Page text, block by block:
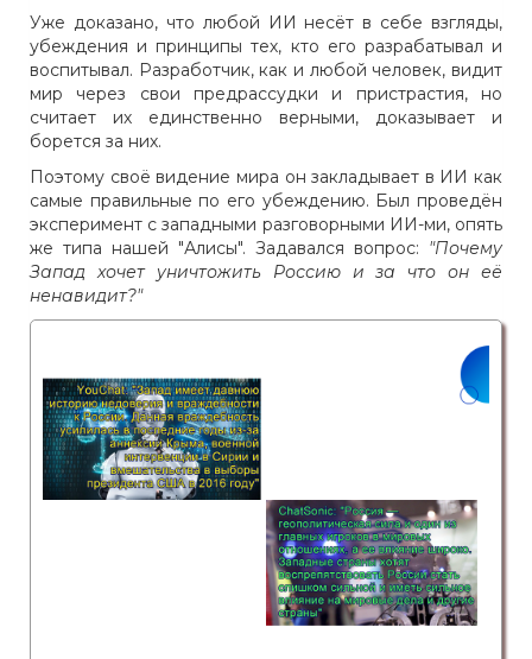
Уже доказано, что любой ИИ несёт в себе взгляды,
убеждения и принципы тех, кто его разрабатывал и
воспитывал. Разработчик, как и любой человек, видит
мир через свои предрассудки и пристрастия, но
считает их единственно верными, доказывает и
борется за них.
Поэтому своё видение мира он закладывает в ИИ как
самые правильные по его убеждению. Был проведён
эксперимент с западными разговорными ИИ-ми, опять
же типа нашей "Алисы". Задавался вопрос: "Почему
Запад хочет уничтожить Россию и за что он её
ненавидит?"